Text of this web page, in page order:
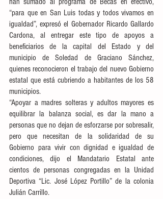
“para que en San Luis todas y todos vivamos en
igualdad”, expresó el Gobernador Ricardo Gallardo
Cardona, al entregar este tipo de apoyos a
beneficiarios de la capital del Estado y del
municipio de Soledad de Graciano Sánchez,
quienes reconocieron el trabajo del nuevo Gobierno
estatal que está cubriendo a habitantes de los 58
municipios.
“Apoyar a madres solteras y adultos mayores es
equilibrar la balanza social, es dar la mano a
personas que no dejan de esforzarse por sobresalir,
pero que necesitan de la solidaridad de su
Gobierno para vivir con dignidad e igualdad de
condiciones, dijo el Mandatario Estatal ante
cientos de personas congregadas en la Unidad
Deportiva “Lic. José López Portillo” de la colonia
Julián Carrillo.